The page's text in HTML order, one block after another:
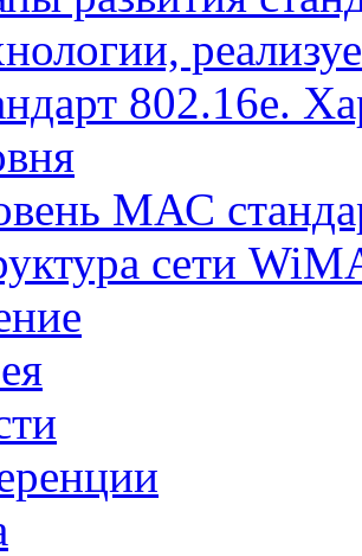
802.16е.
МАС
сети